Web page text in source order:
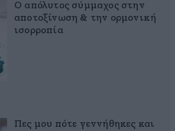
Ο απόλυτος σύμμαχος στην
αποτοξίνωση & την ορμονική
ισορροπία
Πες μου πότε γεννήθηκες και